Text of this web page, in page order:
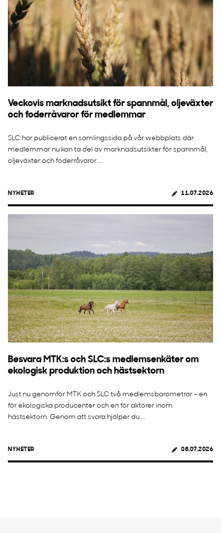
Veckovis marknadsutsikt för spannmål, oljeväxter
och foderråvaror för medlemmar
SLC har publicerat en samlingssida på vår webbplats där
medlemmar nu kan ta del av marknadsutsikter för spannmål,
oljeväxter och foderråvaror....
NYHETER 11.07.2026
Besvara MTK:s och SLC:s medlemsenkäter om
ekologisk produktion och hästsektorn
Just nu genomför MTK och SLC två medlemsbarometrar – en
för ekologiska producenter och en för aktörer inom
hästsektorn. Genom att svara hjälper du ...
NYHETER 08.07.2026